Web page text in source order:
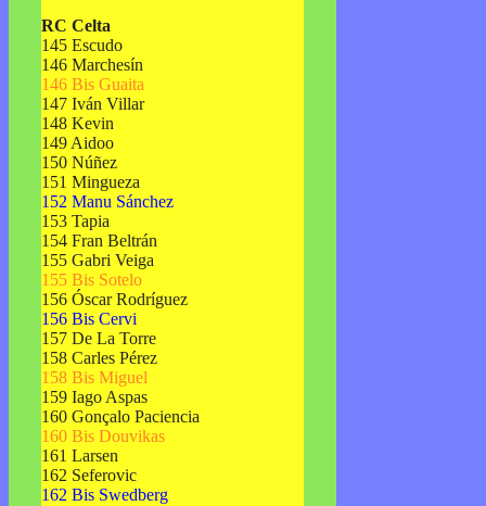
RC Celta
145 Escudo
146 Marchesín
146 Bis Guaita
147 Iván Villar
148 Kevin
149 Aidoo
150 Núñez
151 Mingueza
152 Manu Sánchez
153 Tapia
154 Fran Beltrán
155 Gabri Veiga
155 Bis Sotelo
156 Óscar Rodríguez
156 Bis Cervi
157 De La Torre
158 Carles Pérez
158 Bis Miguel
159 Iago Aspas
160 Gonçalo Paciencia
160 Bis Douvikas
161 Larsen
162 Seferovic
162 Bis Swedberg